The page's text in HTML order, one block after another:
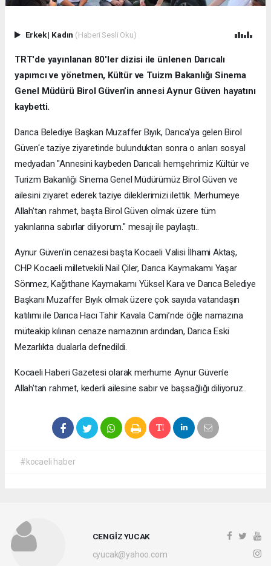
Erkek| Kadın (Haberi Sesli Oku)
TRT'de yayınlanan 80'ler dizisi ile ünlenen Darıcalı
yapımcı ve yönetmen, Kültür ve Tuizm Bakanlığı Sinema
Genel Müdürü Birol Güven’in annesi Aynur Güven hayatını
kaybetti.
Darıca Belediye Başkan Muzaffer Bıyık, Darıca'ya gelen Birol
Güven'e taziye ziyaretinde bulunduktan sonra o anları sosyal
medyadan "Annesini kaybeden Darıcalı hemşehrimiz Kültür ve
Turizm Bakanlığı Sinema Genel Müdürümüz Birol Güven ve
ailesini ziyaret ederek taziye dileklerimizi ilettik. Merhumeye
Allah’tan rahmet, başta Birol Güven olmak üzere tüm
yakınlarına sabırlar diliyorum." mesajı ile paylaştı..
Aynur Güven'in cenazesi başta Kocaeli Valisi İlhami Aktaş,
CHP Kocaeli milletvekili Nail Çiler, Darıca Kaymakamı Yaşar
Sönmez, Kağıthane Kaymakamı Yüksel Kara ve Darıca Belediye
Başkanı Muzaffer Bıyık olmak üzere çok sayıda vatandaşın
katılımı ile Darıca Hacı Tahir Kavala Cami’nde öğle namazına
müteakip kılınan cenaze namazının ardından, Darıca Eski
Mezarlıkta dualarla defnedildi.
Kocaeli Haberi Gazetesi olarak merhume Aynur Güven'e
Allah'tan rahmet, kederli ailesine sabır ve başsağlığı diliyoruz..
#kocaeli haber
CENGİZ YUCAK
cyucak@yahoo.com